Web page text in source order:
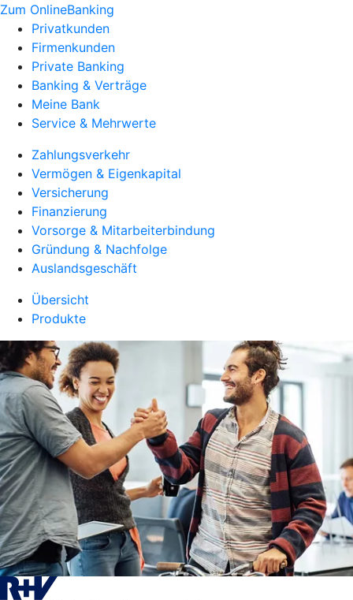
Zum OnlineBanking
Privatkunden
Firmenkunden
Private Banking
Banking & Verträge
Meine Bank
Service & Mehrwerte
Zahlungsverkehr
Vermögen & Eigenkapital
Versicherung
Finanzierung
Vorsorge & Mitarbeiterbindung
Gründung & Nachfolge
Auslandsgeschäft
Übersicht
Produkte